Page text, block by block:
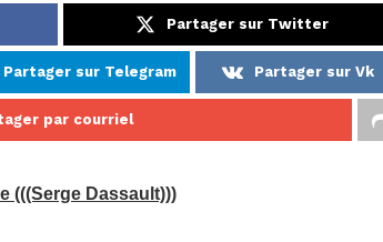
Partager sur Twitter
Partager sur Telegram Partager sur Vk
par courriel
(((Serge Dassault)))